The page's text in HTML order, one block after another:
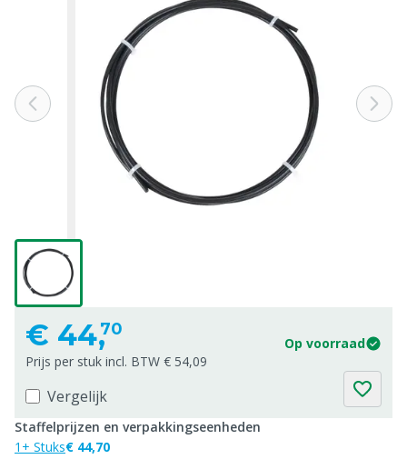
€ 44,70
Op voorraad
Prijs per stuk incl. BTW € 54,09
Vergelijk
Staffelprijzen en verpakkingseenheden
1+ Stuks€ 44,70